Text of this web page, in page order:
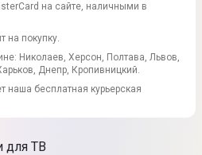
на сайте, наличными в
на покупку.
Николаев, Херсон, Полтава, Львов,
Днепр, Кропивницкий.
наша бесплатная курьерская
для ТВ